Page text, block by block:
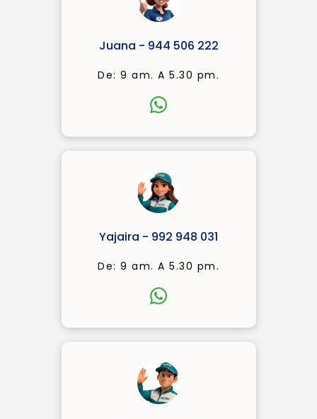
Juana - 944 506 222
De: 9 am. A 5.30 pm.
Yajaira - 992 948 031
De: 9 am. A 5.30 pm.